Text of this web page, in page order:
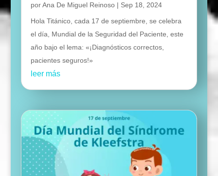
porAna De Miguel Reinoso| Sep 18, 2024
Hola Titánico, cada 17 de septiembre, se celebra
el día, Mundial de la Seguridad del Paciente, este
año bajo el lema: «¡Diagnósticos correctos,
pacientes seguros!»
leer más